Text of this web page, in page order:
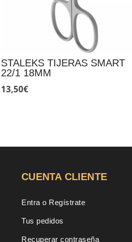
STALEKS TIJERAS SMART
22/1 18MM
13,50€
CUENTA CLIENTE
Entra o Regístrate
Tus pedidos
Recuperar contraseña